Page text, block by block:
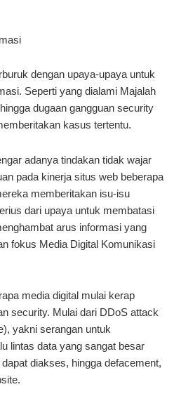
dengan upaya-upaya untuk
Seperti yang dialami Majalah
dugaan gangguan security
kasus tertentu.
adanya tindakan tidak wajar
pada kinerja situs web beberapa
memberitakan isu-isu
dari upaya untuk membatasi
arus informasi yang
fokus Media Digital Komunikasi
media digital mulai kerap
security. Mulai dari DDoS attack
yakni serangan untuk
lintas data yang sangat besar
diakses, hingga defacement,